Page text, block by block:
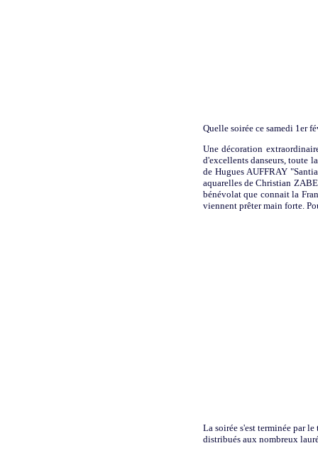
Quelle soirée ce samedi 1er
Une décoration
d'excellents danseurs, toute
de Hugues AUFFRAY
aquarelles de Christian
bénévolat que connait la
viennent prêter main forte.
La soirée s'est terminée par
distribués aux nombreux